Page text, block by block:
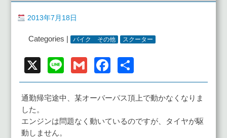
2013年7月18日
Categories | バイク その他 スクーター
X Line GmailFacebook
有
通勤帰宅途中、某オーバーパス頂上で動かなくなりま
した。
エンジンは問題なく動いているのですが、タイヤが駆
動しません。